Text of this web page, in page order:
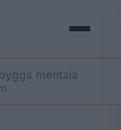
mentala